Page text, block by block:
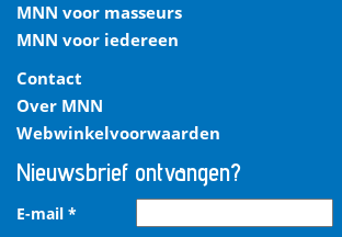
MNN voor masseurs
MNN voor iedereen
Contact
Over MNN
Webwinkelvoorwaarden
Nieuwsbrief ontvangen?
E-mail *